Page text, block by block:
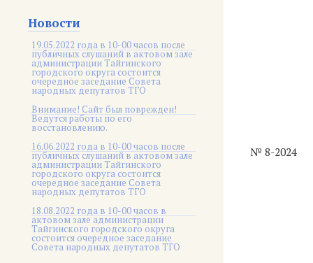
Новости
19.05.2022 года в 10-00 часов после
публичных слушаний в актовом зале
администрации Тайгинского
городского округа состоится
очередное заседание Совета
народных депутатов ТГО
Внимание! Сайт был поврежден!
Ведутся работы по его
восстановлению.
16.06.2022 года в 10-00 часов после
публичных слушаний в актовом зале
администрации Тайгинского
городского округа состоится
очередное заседание Совета
народных депутатов ТГО
18.08.2022 года в 10-00 часов в
актовом зале администрации
Тайгинского городского округа
состоится очередное заседание
Совета народных депутатов ТГО
№ 8-2024